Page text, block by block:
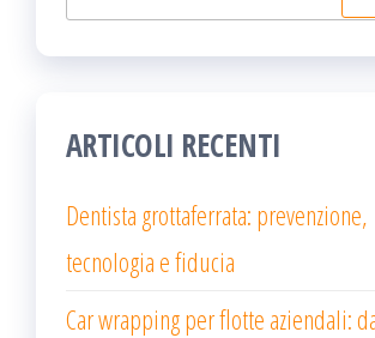
per:
ARTICOLI RECENTI
Dentista grottaferrata: prevenzione,
tecnologia e fiducia
Car wrapping per flotte aziendali: